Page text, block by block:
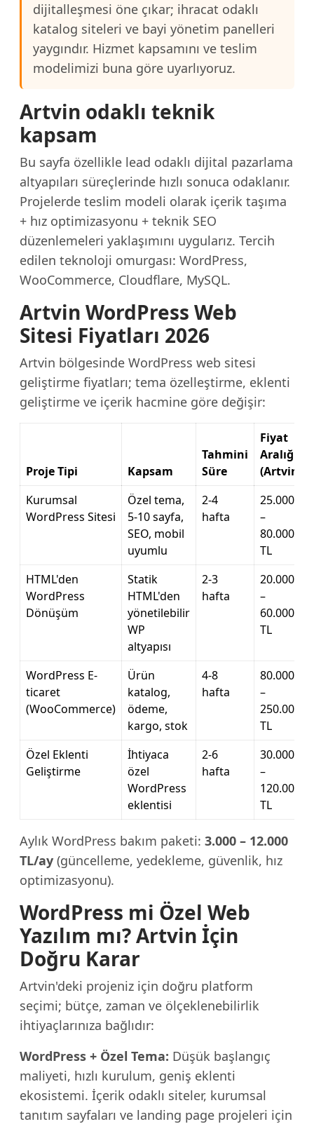
dijitalleşmesi öne çıkar; ihracat odaklı
katalog siteleri ve bayi yönetim panelleri
yaygındır. Hizmet kapsamını ve teslim
modelimizi buna göre uyarlıyoruz.
Artvin odaklı teknik
kapsam
Bu sayfa özellikle lead odaklı dijital pazarlama
altyapıları süreçlerinde hızlı sonuca odaklanır.
Projelerde teslim modeli olarak içerik taşıma
+ hız optimizasyonu + teknik SEO
düzenlemeleri yaklaşımını uygularız. Tercih
edilen teknoloji omurgası: WordPress,
WooCommerce, Cloudflare, MySQL.
Artvin WordPress Web
Sitesi Fiyatları 2026
Artvin bölgesinde WordPress web sitesi
geliştirme fiyatları; tema özelleştirme, eklenti
geliştirme ve içerik hacmine göre değişir:
Proje Tipi Kapsam
Tahmini
Süre
Fiyat
Aralığı
(Artvin)
Kurumsal
WordPress Sitesi
Özel tema,
5-10 sayfa,
SEO, mobil
uyumlu
2-4
hafta
25.000
–
80.000
TL
HTML'den
WordPress
Dönüşüm
Statik
HTML'den
yönetilebilir
WP
altyapısı
2-3
hafta
20.000
–
60.000
TL
WordPress E-
ticaret
(WooCommerce)
Ürün
katalog,
ödeme,
kargo, stok
4-8
hafta
80.000
–
250.000
TL
Özel Eklenti
Geliştirme
İhtiyaca
özel
WordPress
eklentisi
2-6
hafta
30.000
–
120.000
TL
Aylık WordPress bakım paketi: 3.000 – 12.000
TL/ay (güncelleme, yedekleme, güvenlik, hız
optimizasyonu).
WordPress mi Özel Web
Yazılım mı? Artvin İçin
Doğru Karar
Artvin'deki projeniz için doğru platform
seçimi; bütçe, zaman ve ölçeklenebilirlik
ihtiyaçlarınıza bağlıdır:
WordPress + Özel Tema: Düşük başlangıç
maliyeti, hızlı kurulum, geniş eklenti
ekosistemi. İçerik odaklı siteler, kurumsal
tanıtım sayfaları ve landing page projeleri için